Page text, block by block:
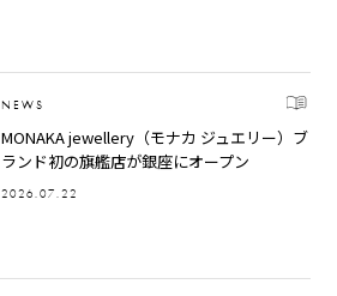
NEWS
MONAKA jewellery（モナカ ジュエリー）ブ
ランド初の旗艦店が銀座にオープン
2026.07.22